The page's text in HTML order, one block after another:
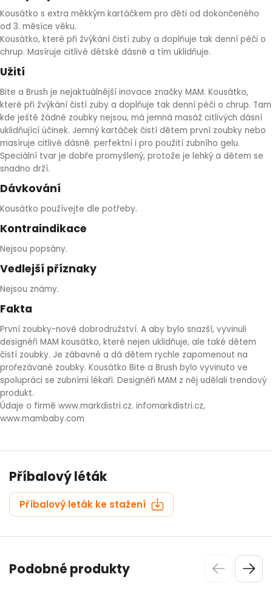
HLÍVA ÚSTŘIČNÁ
ČESNEK
ŽENŠEN
DETOXIKAČNÍ OČISTA ORGANISMU
KOENZYM Q10
MACA
SPECIÁLNÍ PÉČE O PLEŤ
AROMATERAPIE
STRIE A CELULITIDA
OPALOVÁNÍ
Kousátko s extra měkkým kartáčkem pro děti od dokončeného
od 3. měsíce věku.
Kousátko, které při žvýkání čistí zuby a doplňuje tak denní péči o
chrup. Masíruje citlivé dětské dásně a tím uklidňuje.
Užití
Bite a Brush je nejaktuálnější inovace značky MAM. Kousátko,
které při žvýkání čistí zuby a doplňuje tak denní péči o chrup. Tam
kde ještě žádné zoubky nejsou, má jemná masáž citlivých dásní
uklidňující účinek. Jemný kartáček čistí dětem první zoubky nebo
masíruje citlivé dásně. perfektní i pro použití zubního gelu.
Speciální tvar je dobře promyšlený, protože je lehký a dětem se
snadno drží.
Dávkování
Kousátko používejte dle potřeby.
Kontraindikace
Nejsou popsány.
Vedlejší příznaky
Nejsou známy.
Fakta
První zoubky-nové dobrodružství. A aby bylo snazší, vyvinuli
designéři MAM kousátko, které nejen uklidňuje, ale také dětem
čistí zoubky. Je zábavné a dá dětem rychle zapomenout na
prořezávané zoubky. Kousátko Bite a Brush bylo vyvinuto ve
spolupráci se zubními lékaři. Designéři MAM z něj udělali trendový
produkt.
Údaje o firmě www.markdistri.cz. infomarkdistri.cz,
www.mambaby.com
Příbalový léták
Příbalový leták ke stažení
Podobné produkty